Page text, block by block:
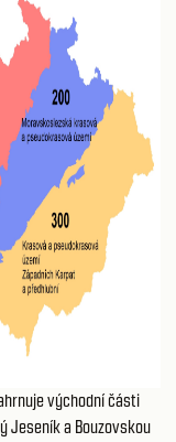
východní části
Jeseník a Bouzovskou